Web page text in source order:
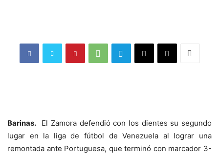
Barinas. El Zamora defendió con los dientes su segundo
lugar en la liga de fútbol de Venezuela al lograr una
remontada ante Portuguesa, que terminó con marcador 3-